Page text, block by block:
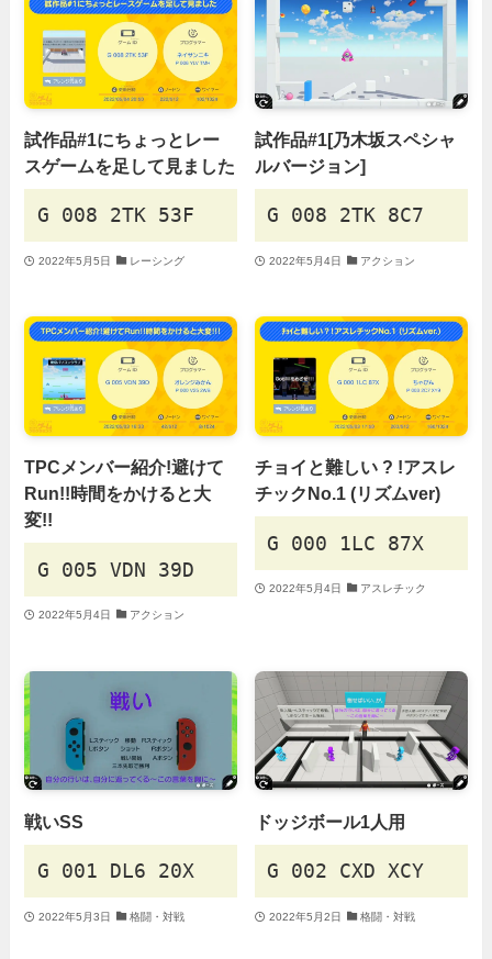
試作品#1にちょっとレー
スゲームを足して見ました
G 008 2TK 53F
2022年5月5日 レーシング
試作品#1[乃木坂スペシャ
ルバージョン]
G 008 2TK 8C7
2022年5月4日 アクション
TPCメンバー紹介!避けて
Run!!時間をかけると大
変!!
G 005 VDN 39D
2022年5月4日 アクション
チョイと難しい ? !アスレ
チックNo.1 (リズムver)
G 000 1LC 87X
2022年5月4日 アスレチック
戦いSS
G 001 DL6 20X
2022年5月3日 格闘・対戦
ドッジボール1人用
G 002 CXD XCY
2022年5月2日 格闘・対戦